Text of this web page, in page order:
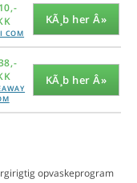
COM
KÃ¸b her Â»
KÃ¸b her Â»
opvaskeprogram